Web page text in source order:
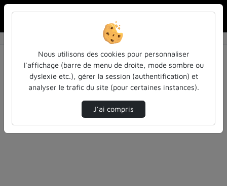
Résultats de la recherche
Filtres actifs (cliquer pour en retirer) :
atilf-en-video
education
Nous utilisons des cookies pour personnaliser
l’affichage (barre de menu de droite, mode sombre ou
dyslexie etc.), gérer la session (authentification) et
analyser le trafic du site (pour certaines instances).
J’ai compris